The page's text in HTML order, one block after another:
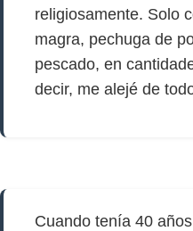
religiosamente. Solo
magra, pechuga de
pescado, en
decir, me alejé de
Cuando tenía 40